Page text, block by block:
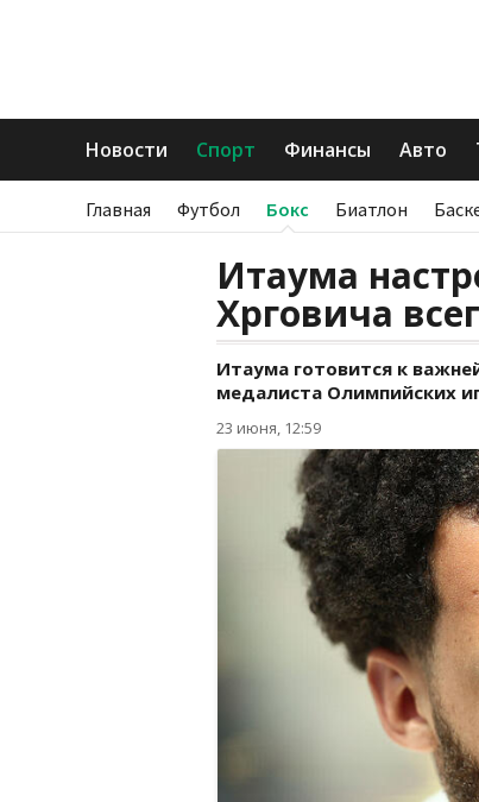
Новости Спорт Финансы Авто
Главная Футбол Бокс Биатлон
Итаума
Хрговича
Итаума готовится к
медалиста Олимпийских
23 июня, 12:59